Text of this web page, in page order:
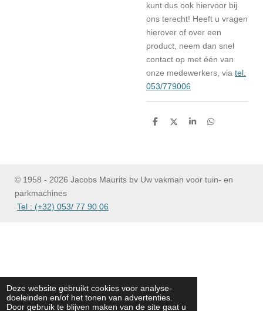
Deze website gebruikt cookies voor analyse-
doeleinden en/of het tonen van advertenties.
Door gebruik te blijven maken van de site gaat u
kunt dus ook hiervoor bij
ons terecht! Heeft u vragen
hierover of over een
product, neem dan snel
contact op met één van
onze medewerkers, via tel.
053/779006
D
D
S
D
© 1958 - 2026 Jacobs Maurits bv Uw vakman voor tuin- en
parkmachines
Tel : (+32) 053/ 77 90 06